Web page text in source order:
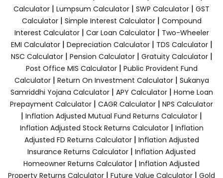
Calculator | Lumpsum Calculator | SWP Calculator | GST
Calculator| Simple Interest Calculator| Compound
Interest Calculator| Car Loan Calculator| Two-Wheeler
EMI Calculator| Depreciation Calculator| TDS Calculator|
NSC Calculator| Pension Calculator| Gratuity Calculator|
Post Office MIS Calculator| Public Provident Fund
Calculator| Return On Investment Calculator| Sukanya
Samriddhi Yojana Calculator| APY Calculator| Home Loan
Prepayment Calculator | CAGR Calculator | NPS Calculator
| Inflation Adjusted Mutual Fund Returns Calculator |
Inflation Adjusted Stock Returns Calculator| Inflation
Adjusted FD Returns Calculator| Inflation Adjusted
Insurance Returns Calculator | Inflation Adjusted
Homeowner Returns Calculator | Inflation Adjusted
Property Returns Calculator | Future Value Calculator | Gold